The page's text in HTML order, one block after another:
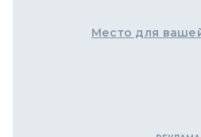
Место для